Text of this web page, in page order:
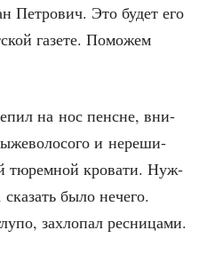
Пет­ро­вич. Это будет его
газе­те. Помо­жем
на нос пенсне, вни­
и нере­ши­
тюрем­ной кро­ва­ти. Нуж­
было нече­го.
захло­пал ресницами.